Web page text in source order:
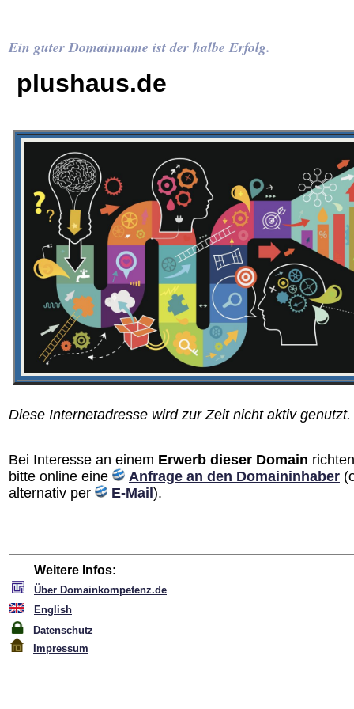
Ein guter Domainname ist der halbe Erfolg.
plushaus.de
Diese Internetadresse wird zur Zeit nicht aktiv genutzt.
Bei Interesse an einem Erwerb dieser Domain
bitte online eine
Anfrage an den Domain­inhaber
alternativ per
E-Mail ).
Weitere Infos:
Über Domainkompetenz.de
English
Datenschutz
Impressum